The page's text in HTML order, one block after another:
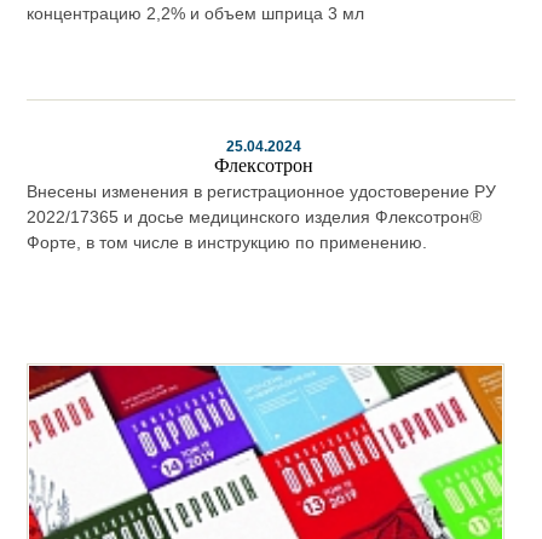
концентрацию 2,2% и объем шприца 3 мл
25.04.2024
Флексотрон
Внесены изменения в регистрационное удостоверение РУ
2022/17365 и досье медицинского изделия Флексотрон®
Форте, в том числе в инструкцию по применению.